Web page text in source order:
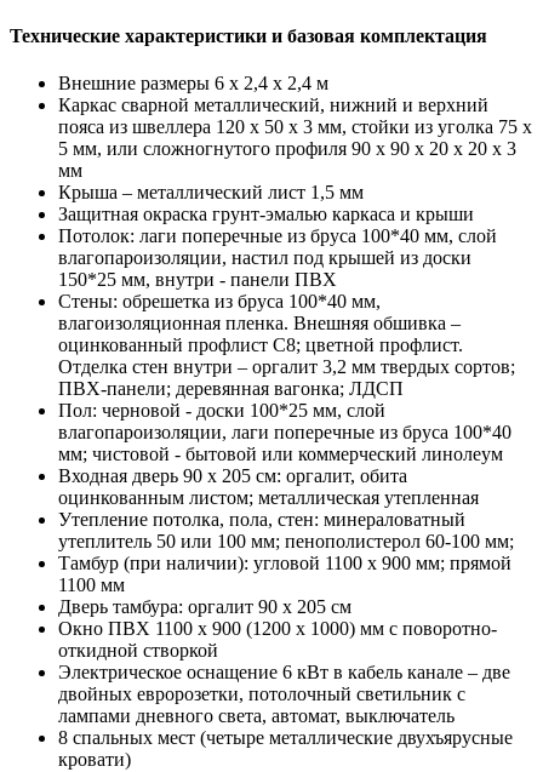
Технические характеристики и базовая комплектация
Внешние размеры 6 х 2,4 х 2,4 м
Каркас сварной металлический, нижний и верхний
пояса из швеллера 120 х 50 х 3 мм, стойки из уголка 75 х
5 мм, или сложногнутого профиля 90 х 90 х 20 х 20 х 3
мм
Крыша – металлический лист 1,5 мм
Защитная окраска грунт-эмалью каркаса и крыши
Потолок: лаги поперечные из бруса 100*40 мм, слой
влагопароизоляции, настил под крышей из доски
150*25 мм, внутри - панели ПВХ
Стены: обрешетка из бруса 100*40 мм,
влагоизоляционная пленка. Внешняя обшивка –
оцинкованный профлист С8; цветной профлист.
Отделка стен внутри – оргалит 3,2 мм твердых сортов;
ПВХ-панели; деревянная вагонка; ЛДСП
Пол: черновой - доски 100*25 мм, слой
влагопароизоляции, лаги поперечные из бруса 100*40
мм; чистовой - бытовой или коммерческий линолеум
Входная дверь 90 х 205 см: оргалит, обита
оцинкованным листом; металлическая утепленная
Утепление потолка, пола, стен: минераловатный
утеплитель 50 или 100 мм; пенополистерол 60-100 мм;
Тамбур (при наличии): угловой 1100 х 900 мм; прямой
1100 мм
Дверь тамбура: оргалит 90 х 205 см
Окно ПВХ 1100 х 900 (1200 х 1000) мм с поворотно-
откидной створкой
Электрическое оснащение 6 кВт в кабель канале – две
двойных евророзетки, потолочный светильник с
лампами дневного света, автомат, выключатель
8 спальных мест (четыре металлические двухъярусные
кровати)